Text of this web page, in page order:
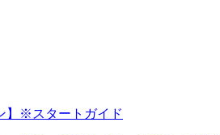
】※スタートガイド